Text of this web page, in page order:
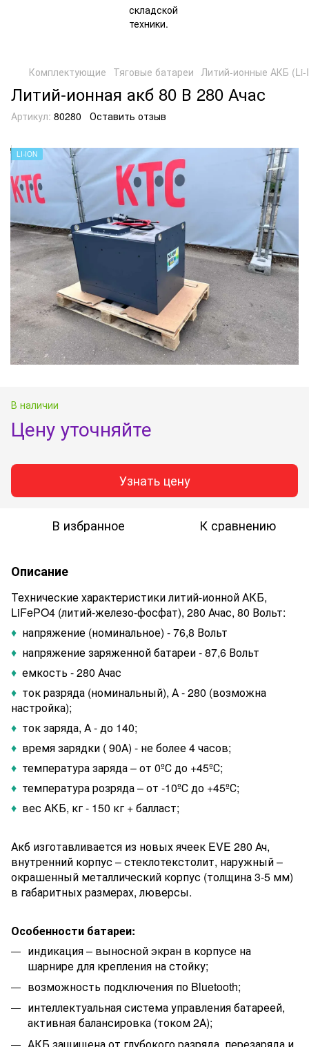
Комплектующие Тяговые батареи Литий-ионные АКБ (Li-
Литий-ионная акб 80 В 280 Ачас
Артикул: 80280 Оставить отзыв
LI-ION
В наличии
Цену уточняйте
Узнать цену
В избранное К сравнению
Описание
Технические характеристики литий-ионной АКБ,
LiFePO4 (литий-железо-фосфат), 280 Ачас, 80 Вольт:
♦ напряжение (номинальное) - 76,8 Вольт
♦ напряжение заряженной батареи - 87,6 Вольт
♦ емкость - 280 Ачас
♦ ток разряда (номинальный), А - 280 (возможна
настройка);
♦ ток заряда, А - до 140;
♦ время зарядки ( 90А) - не более 4 часов;
♦ температура заряда – от 0ºС до +45ºС;
♦ температура розряда – от -10ºС до +45ºС;
♦ вес АКБ, кг - 150 кг + балласт;
Акб изготавливается из новых ячеек EVE 280 Ач,
внутренний корпус – стеклотекстолит, наружный –
окрашенный металлический корпус (толщина 3-5 мм)
в габаритных размерах, люверсы.
Особенности батареи:
индикация – выносной экран в корпусе на
шарнире для крепления на стойку;
возможность подключения по Bluetooth;
интеллектуальная система управления батареей,
активная балансировка (током 2А);
АКБ защищена от глубокого разряда, перезаряда и